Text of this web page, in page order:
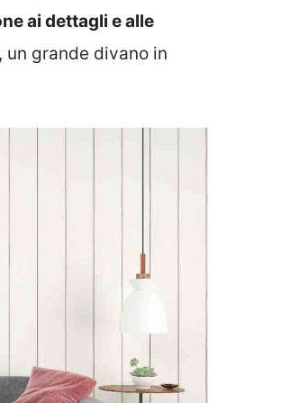
ai dettagli e alle
grande divano in